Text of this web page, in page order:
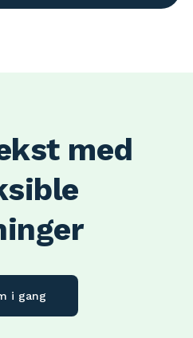
med
i gang